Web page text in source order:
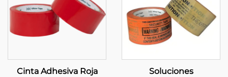
Cinta Adhesiva Roja
Soluciones